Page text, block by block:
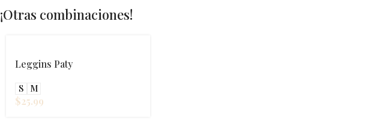
¡Otras combinaciones!
Leggins Paty
S M
$25.99